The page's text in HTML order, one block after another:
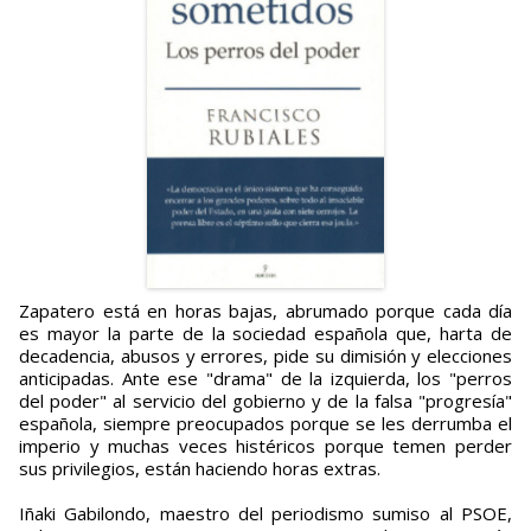
Zapatero está en horas bajas, abrumado porque cada día
es mayor la parte de la sociedad española que, harta de
decadencia, abusos y errores, pide su dimisión y elecciones
anticipadas. Ante ese "drama" de la izquierda, los "perros
del poder" al servicio del gobierno y de la falsa "progresía"
española, siempre preocupados porque se les derrumba el
imperio y muchas veces histéricos porque temen perder
sus privilegios, están haciendo horas extras.
Iñaki Gabilondo, maestro del periodismo sumiso al PSOE,